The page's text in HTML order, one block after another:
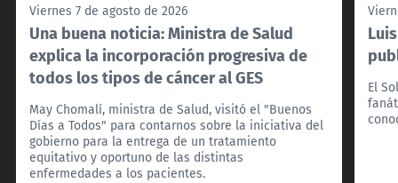
Viernes 7 de agosto de 2026
Una buena noticia: Ministra de Salud
explica la incorporación progresiva de
todos los tipos de cáncer al GES
May Chomalí, ministra de Salud, visitó el "Buenos
Días a Todos" para contarnos sobre la iniciativa del
gobierno para la entrega de un tratamiento
equitativo y oportuno de las distintas
enfermedades a los pacientes.
El